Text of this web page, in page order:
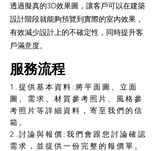
透過擬真的3D效果圖，讓客戶可以在建築
設計階段就能夠預覽到實際的室內效果，
有效減少設計上的不確定性，同時提升客
戶滿意度。
服務流程
1.提供基本資料:將平面圖、立面
圖、需求、材質參考照片、風格參
考照片等詳細資料，寄至我們的信
箱。
2.討論與報價:我們會跟您討論確認
需求，並提供一份完整的報價單。